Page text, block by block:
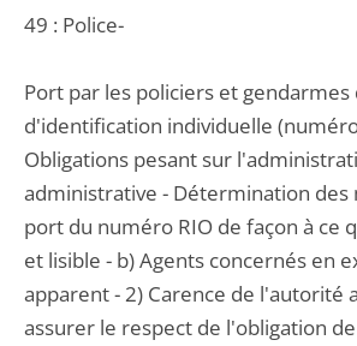
49 : Police-
Port par les policiers et
d'identification individuelle
Obligations pesant sur
administrative - Détermination des
port du numéro RIO de façon à ce
et lisible - b) Agents concernés en
apparent - 2) Carence de l'autorité
assurer le respect de l'obligation